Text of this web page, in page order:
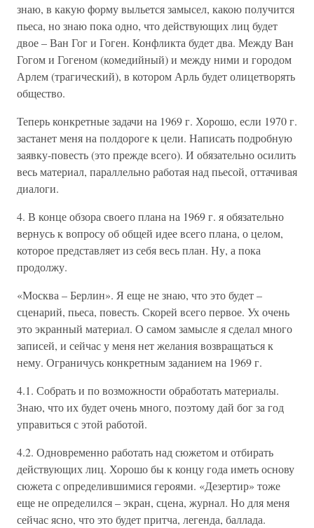
знаю, в какую форму выльется замысел, какою получится
пьеса, но знаю пока одно, что действующих лиц будет
двое – Ван Гог и Гоген. Конфликта будет два. Между Ван
Гогом и Гогеном (комедийный) и между ними и городом
Арлем (трагический), в котором Арль будет олицетворять
общество.
Теперь конкретные задачи на 1969 г. Хорошо, если 1970 г.
застанет меня на полдороге к цели. Написать подробную
заявку-повесть (это прежде всего). И обязательно осилить
весь материал, параллельно работая над пьесой, оттачивая
диалоги.
4. В конце обзора своего плана на 1969 г. я обязательно
вернусь к вопросу об общей идее всего плана, о целом,
которое представляет из себя весь план. Ну, а пока
продолжу.
«Москва – Берлин». Я еще не знаю, что это будет –
сценарий, пьеса, повесть. Скорей всего первое. Ух очень
это экранный материал. О самом замысле я сделал много
записей, и сейчас у меня нет желания возвращаться к
нему. Ограничусь конкретным заданием на 1969 г.
4.1. Собрать и по возможности обработать материалы.
Знаю, что их будет очень много, поэтому дай бог за год
управиться с этой работой.
4.2. Одновременно работать над сюжетом и отбирать
действующих лиц. Хорошо бы к концу года иметь основу
сюжета с определившимися героями. «Дезертир» тоже
еще не определился – экран, сцена, журнал. Но для меня
сейчас ясно, что это будет притча, легенда, баллада.